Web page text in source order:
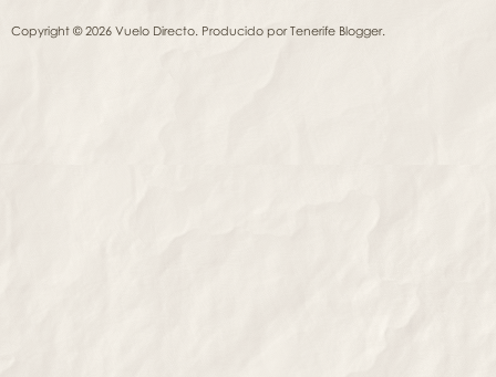
Copyright © 2026 Vuelo Directo. Producido porTenerife Blogger.